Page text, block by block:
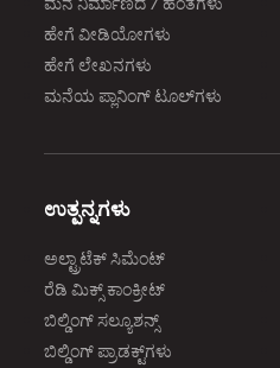
ಮನೆ ನಿರ್ಮಾಣದ 7 ಹಂತಗಳು
ಹೇಗೆ ವೀಡಿಯೋಗಳು
ಹೇಗೆ ಲೇಖನಗಳು
ಮನೆಯ ಪ್ಲಾನಿಂಗ್‌ ಟೂಲ್‌ಗಳು
ಉತ್ಪನ್ನಗಳು
ಅಲ್ಟ್ರಾಟೆಕ್‌ ಸಿಮೆಂಟ್‌
ರೆಡಿ ಮಿಕ್ಸ್‌ ಕಾಂಕ್ರೀಟ್‌
ಬಿಲ್ಡಿಂಗ್‌ ಸಲ್ಯೂಶನ್ಸ್‌
ಬಿಲ್ಡಿಂಗ್‌ ಪ್ರಾಡಕ್ಟ್‌ಗಳು